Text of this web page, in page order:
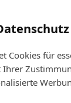
Cookies für
Ihrer